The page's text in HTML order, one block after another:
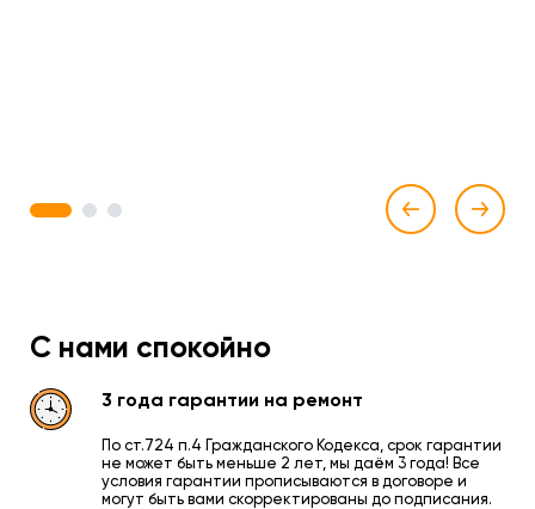
1 2 3
С нами спокойно
3 года гарантии на ремонт
По ст.724 п.4 Гражданского Кодекса, срок гарантии
не может быть меньше 2 лет, мы даём 3 года! Все
условия гарантии прописываются в договоре и
могут быть вами скорректированы до подписания.